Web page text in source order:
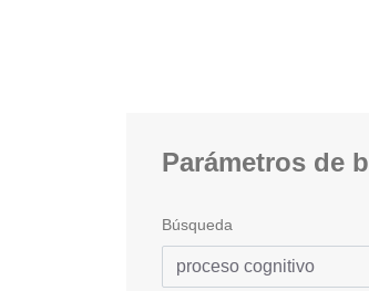
Parámetros de
Búsqueda